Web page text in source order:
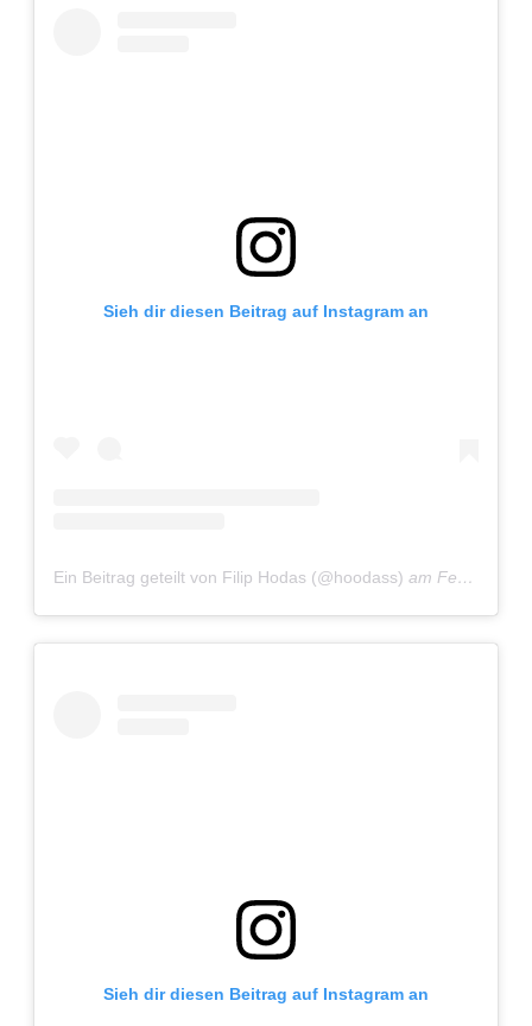
Adventskalender 2017
Adventskalender 2018
Sieh dir diesen Beitrag auf Instagram an
Ein Beitrag geteilt von Filip Hodas (@hoodass) am Feb 7, 2020 um 10:30 PST
Sieh dir diesen Beitrag auf Instagram an